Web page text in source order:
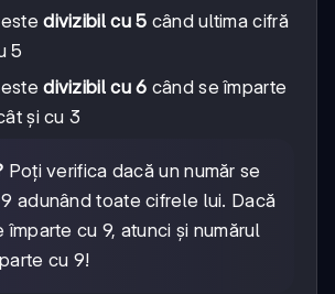
estedivizibil cu 5 când ultima cifră
5
estedivizibil cu 6 când se împarte
și cu 3
Poți verifica dacă un număr se
adunând toate cifrele lui. Dacă
împarte cu 9, atunci și numărul
cu 9!